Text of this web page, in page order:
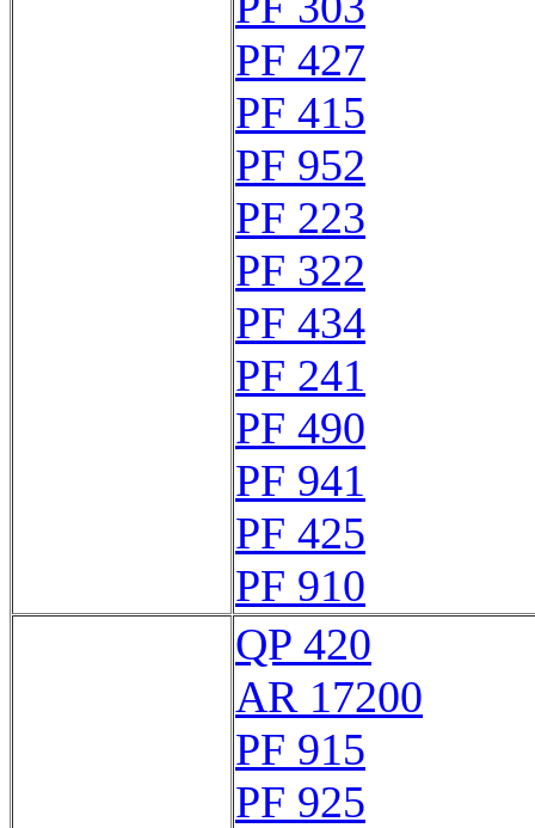
PF 427
PF 415
PF 952
PF 223
PF 322
PF 434
PF 241
PF 490
PF 941
PF 425
PF 910
QP 420
AR 17200
PF 915
PF 925